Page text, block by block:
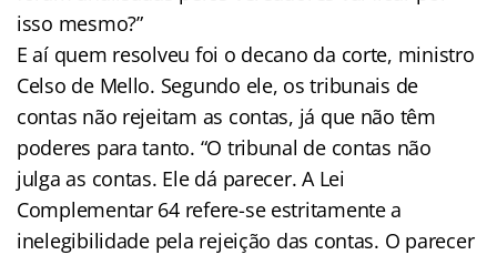
isso mesmo?”
E aí quem resolveu foi o decano da corte, ministro
Celso de Mello. Segundo ele, os tribunais de
contas não rejeitam as contas, já que não têm
poderes para tanto. “O tribunal de contas não
julga as contas. Ele dá parecer. A Lei
Complementar 64 refere-se estritamente a
inelegibilidade pela rejeição das contas. O parecer